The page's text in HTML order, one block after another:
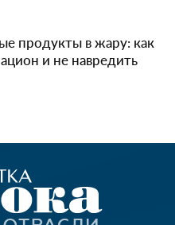
продукты в жару: как
и не навредить